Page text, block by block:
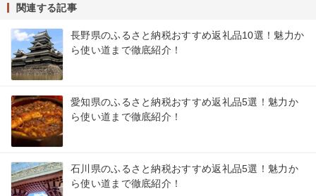
関連する記事
長野県のふるさと納税おすすめ返礼品10選！魅力か
ら使い道まで徹底紹介！
愛知県のふるさと納税おすすめ返礼品5選！魅力か
ら使い道まで徹底紹介！
石川県のふるさと納税おすすめ返礼品5選！魅力か
ら使い道まで徹底紹介！